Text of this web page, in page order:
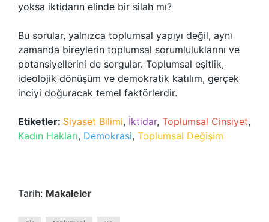
yoksa iktidarın elinde bir silah mı?
Bu sorular, yalnızca toplumsal yapıyı değil, aynı
zamanda bireylerin toplumsal sorumluluklarını ve
potansiyellerini de sorgular. Toplumsal eşitlik,
ideolojik dönüşüm ve demokratik katılım, gerçek
inciyi doğuracak temel faktörlerdir.
Etiketler: Siyaset Bilimi, İktidar, Toplumsal Cinsiyet,
Kadın Hakları, Demokrasi, Toplumsal Değişim
Tarih: Makaleler